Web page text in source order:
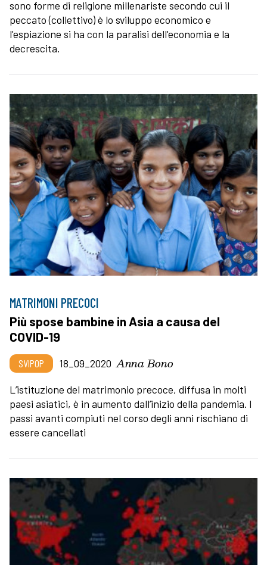
sono forme di religione millenariste secondo cui il
peccato (collettivo) è lo sviluppo economico e
l'espiazione si ha con la paralisi dell'economia e la
decrescita.
MATRIMONI PRECOCI
Più spose bambine in Asia a causa del
COVID-19
SVIPOP 18_09_2020 Anna Bono
L’istituzione del matrimonio precoce, diffusa in molti
paesi asiatici, è in aumento dall’inizio della pandemia. I
passi avanti compiuti nel corso degli anni rischiano di
essere cancellati